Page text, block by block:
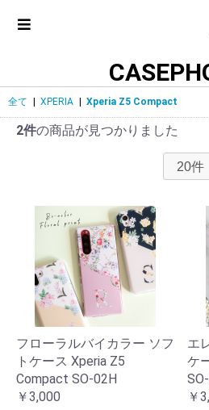
全て | XPERIA | Xperia Z5 Compact
2件の商品が見つかりました
フローラルバイカラー ソフ
トケース Xperia Z5
Compact SO-02H
￥3,000
エ
ケ
￥